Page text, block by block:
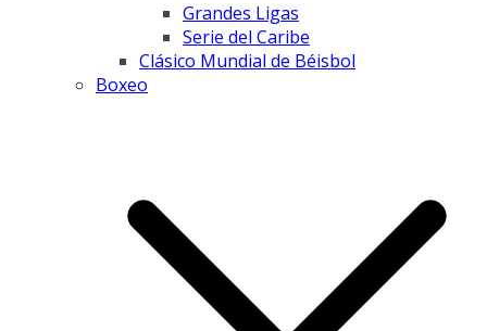
Grandes Ligas
Serie del Caribe
Clásico Mundial de Béisbol
Boxeo